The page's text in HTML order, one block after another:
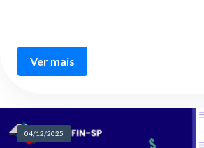
Ver mais
04/12/2025